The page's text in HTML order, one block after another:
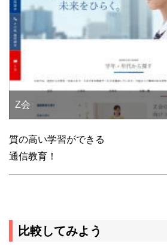
Z会
質の高い学習ができる
通信教育！
比較してみよう